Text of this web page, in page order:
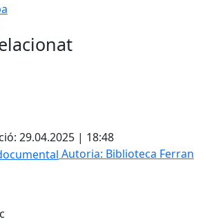
29.04.2025 | 18:48
Autoria: Biblioteca Ferran